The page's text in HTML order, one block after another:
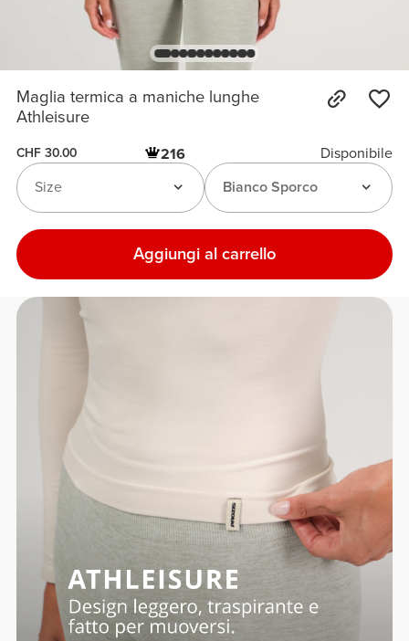
Maglia termica a maniche lunghe
Athleisure
CHF 30.00 216
Disponibile
Bianco Sporco
Size
Aggiungi al carrello